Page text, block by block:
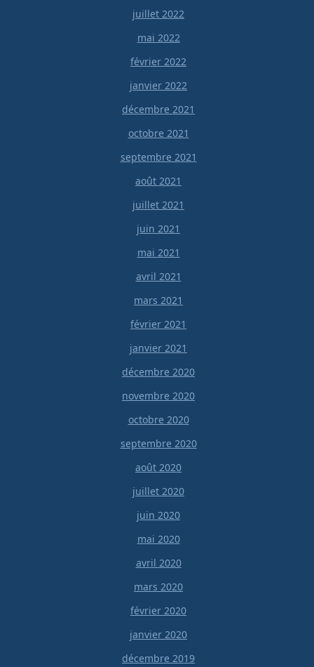
juillet 2022
mai 2022
février 2022
janvier 2022
décembre 2021
octobre 2021
septembre 2021
août 2021
juillet 2021
juin 2021
mai 2021
avril 2021
mars 2021
février 2021
janvier 2021
décembre 2020
novembre 2020
octobre 2020
septembre 2020
août 2020
juillet 2020
juin 2020
mai 2020
avril 2020
mars 2020
février 2020
janvier 2020
décembre 2019